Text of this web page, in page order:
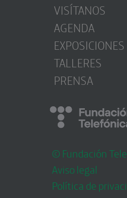
VISÍTANOS
AGENDA
EXPOSICIONES
TALLERES
PRENSA
© Fundación
Aviso legal
Política de